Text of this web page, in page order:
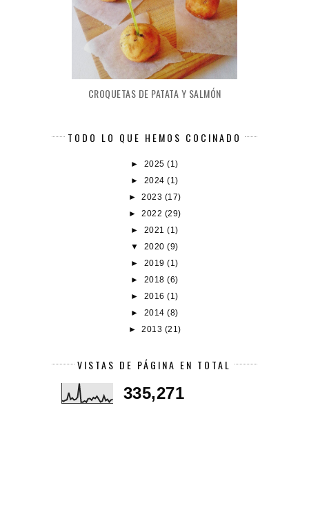
CROQUETAS DE PATATA Y SALMÓN
TODO LO QUE HEMOS COCINADO
► 2025(1)
► 2024(1)
► 2023 (17)
► 2022 (29)
► 2021(1)
▼ 2020(9)
► 2019(1)
► 2018(6)
► 2016(1)
► 2014(8)
► 2013 (21)
VISTAS DE PÁGINA EN TOTAL
335,271